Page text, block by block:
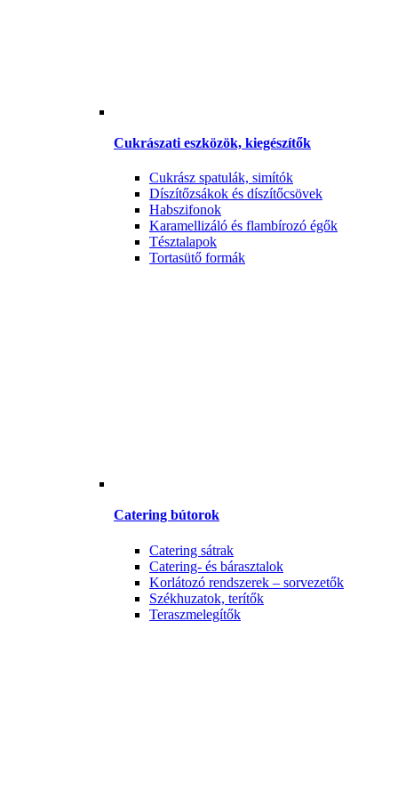
Cukrászati eszközök, kiegészítők
Cukrász spatulák, simítók
Díszítőzsákok és díszítőcsövek
Habszifonok
Karamellizáló és flambírozó égők
Tésztalapok
Tortasütő formák
Catering bútorok
Catering sátrak
Catering- és bárasztalok
Korlátozó rendszerek – sorvezetők
Székhuzatok, terítők
Teraszmelegítők